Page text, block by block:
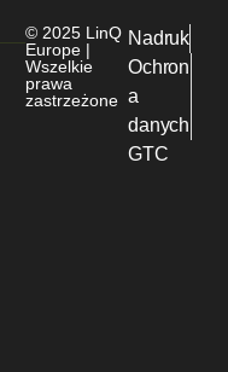
© 2025 LinQ
Europe |
Wszelkie
prawa
zastrzeżone
Nadruk
Ochron
a
danych
GTC